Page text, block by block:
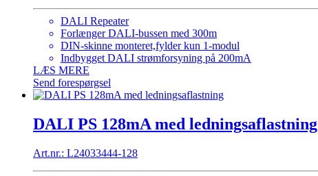
DALI Repeater
Forlænger DALI-bussen med 300m
DIN-skinne monteret,fylder kun 1-modul
Indbygget DALI strømforsyning på 200mA
LÆS MERE
Send forespørgsel
DALI PS 128mA med ledningsaflastning
Art.nr.: L24033444-128